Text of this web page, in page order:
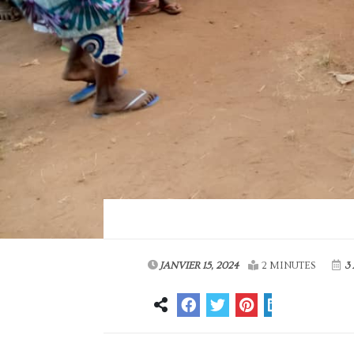
JANVIER 15, 2024 2 MINUTES 3